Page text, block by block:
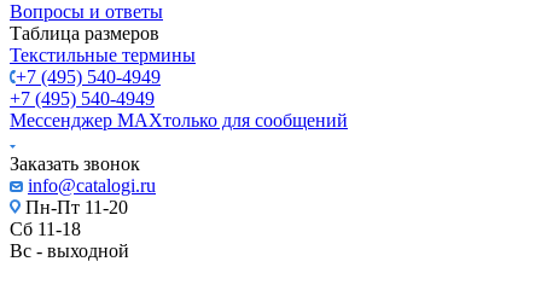
Вопросы и ответы
Таблица размеров
Текстильные термины
+7 (495) 540-4949
+7 (495) 540-4949
Мессенджер МАХтолько для сообщений
Заказать звонок
info@catalogi.ru
Пн-Пт 11-20
Сб 11-18
Вс - выходной